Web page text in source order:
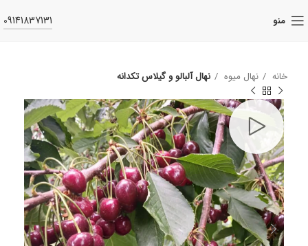
منو 09141837131
خانه نهال میوه نهال آلبالو و گیلاس تکدانه